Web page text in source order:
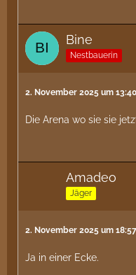
Bine
Nestbauerin
2. November 2025 um 13:40
Die Arena wo sie sie
Amadeo
Jäger
2. November 2025 um 18:57
Ja in einer Ecke.